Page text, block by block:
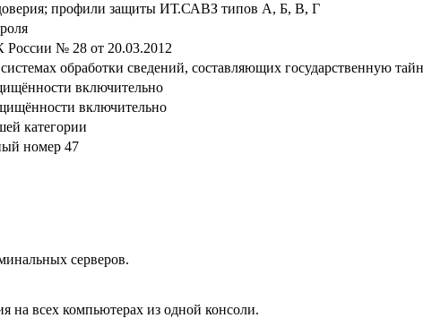
профили защиты ИТ.САВЗ типов А, Б, В, Г
№ 28 от 20.03.2012
обработки сведений, составляющих государственную
включительно
включительно
категории
номер 47
серверов.
на всех компьютерах из одной консоли.